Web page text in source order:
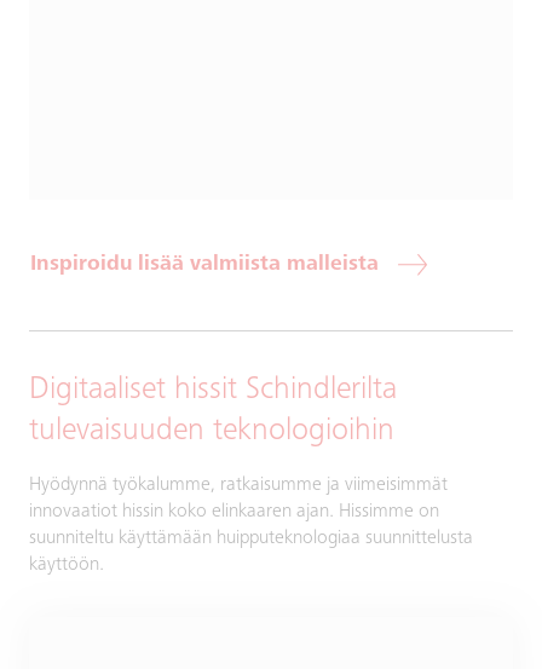
Inspiroidu lisää valmiista malleista
Digitaaliset hissit Schindlerilta
tulevaisuuden teknologioihin
Hyödynnä työkalumme, ratkaisumme ja viimeisimmät
innovaatiot hissin koko elinkaaren ajan. Hissimme on
suunniteltu käyttämään huipputeknologiaa suunnittelusta
käyttöön.